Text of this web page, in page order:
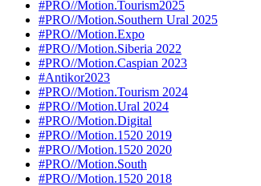
#PRO//Motion.Tourism2025
#PRO//Motion.Southern Ural 2025
#PRO//Motion.Expo
#PRO//Motion.Siberia 2022
#PRO//Motion.Caspian 2023
#Antikor2023
#PRO//Motion.Tourism 2024
#PRO//Motion.Ural 2024
#PRO//Motion.Digital
#PRO//Motion.1520 2019
#PRO//Motion.1520 2020
#PRO//Motion.South
#PRO//Motion.1520 2018